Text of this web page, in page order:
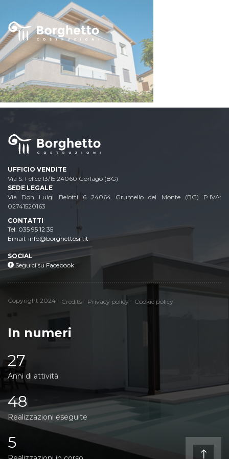
UFFICIO VENDITE
Via S. Felice 13/15 24060 Gorlago (BG)
SEDE LEGALE
Via Don Luigi Belotti 6 24064 Grumello del Monte (BG) P.IVA:
02741520163
CONTATTI
035 95 12 35
Email: info@borghettosrl.it
Email: info@borghettosrl.it
SOCIAL
Seguici su Facebook
Seguici su Facebook
Copyright 2024 - Credits - Privacy policy - Cookie policy
In numeri
27
Anni di attività
48
Realizzazioni eseguite
5